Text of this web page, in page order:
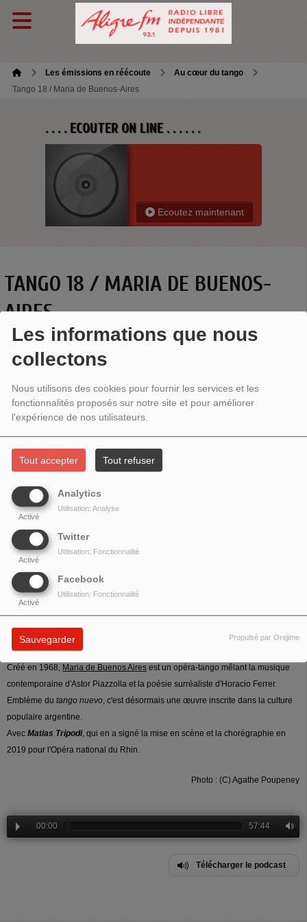
Les informations que nous
collectons
Nous utilisons des cookies pour fournir les services et les
fonctionnalités proposés sur notre site et pour améliorer
l'expérience de nos utilisateurs.
Tout accepter Tout refuser
Analytics
Activé
Utilisation: Analyse
Twitter
Activé
Utilisation: Fonctionnalité
Facebook
Activé
Utilisation: Fonctionnalité
Sauvegarder Propulsé par Orejime
Les émissions en réécoute
Au cœur du tango
Tango 18 / Maria de Buenos-Aires
. . . . ECOUTER ON LINE . . . . . .
Ecoutez maintenant
TANGO 18 / MARIA DE BUENOS-
AIRES
MARIA DE BUENOS AIRES
Catégorie : Musique - Astor Piazzolla
Diffusion : 7 mai 2026 (18)
Créé en 1968, Maria de Buenos Aires est un opéra-tango mêlant la musique
contemporaine d'Astor Piazzolla et la poésie surréaliste d'Horacio Ferrer.
Emblème du tango nuevo , c'est désormais une œuvre inscrite dans la culture
populaire argentine.
Avec Matias Tripodi, qui en a signé la mise en scène et la chorégraphie en
2019 pour l'Opéra national du Rhin.
Photo : (C) Agathe Poupeney
00:00 57:44
Télécharger le podcast